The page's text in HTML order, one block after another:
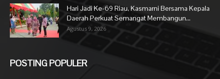
Hari Jadi Ke-69 Riau, Kasmarni Bersama Kepala
Daerah Perkuat Semangat Membangun...
Agustus 9, 2026
POSTING POPULER